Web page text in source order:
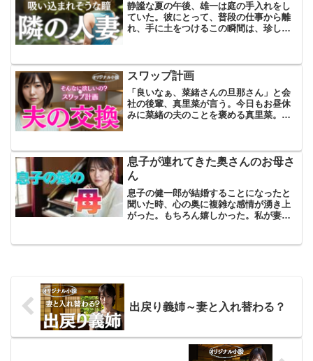
静謐な夏の午後、雄一は庭の手入れをし
ていた。彼にとって、普段の仕事から離
れ、手に土をつけるこの瞬間は、珍しく
鹸のさわやかな香りが彼の心の静けさを
優しく揺さぶった。振り返...
スワップ計画
「良いなぁ、菜緒さんの旦那さん」と会
社の後輩、真里菜が言う。今日もお昼休
みに菜緒の夫のことを褒める真里菜。彼
氏や夫にちょっかいを掛...
息子が連れてきた奥さんのお母さ
ん
息子の健一郎が結婚することになったと
聞いた時、心の奥に複雑な感情が湧き上
がった。もちろん嬉しかった。私が妻を
立し、自分の家族を築く。それは私にと
出戻り義姉～妻と入れ替わる？